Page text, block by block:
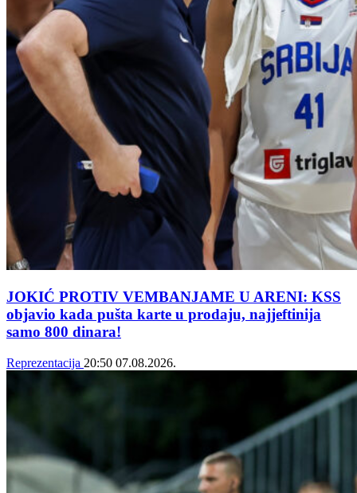
JOKIĆ PROTIV VEMBANJAME U ARENI: KSS
objavio kada pušta karte u prodaju, najjeftinija
samo 800 dinara!
Reprezentacija 20:50 07.08.2026.